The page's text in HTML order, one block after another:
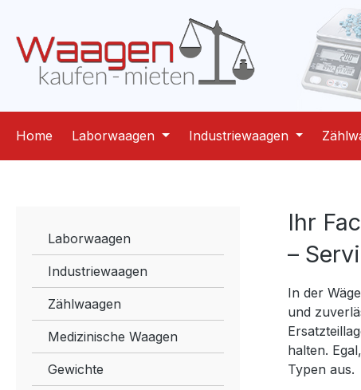
Zur Hauptnavigation springen
Home Laborwaagen Industriewaagen
Laborwaagen
Industriewaagen
Zählwaagen
Medizinische Waagen
Gewichte
Ihr
–
In der
und
halten.
Typen aus.